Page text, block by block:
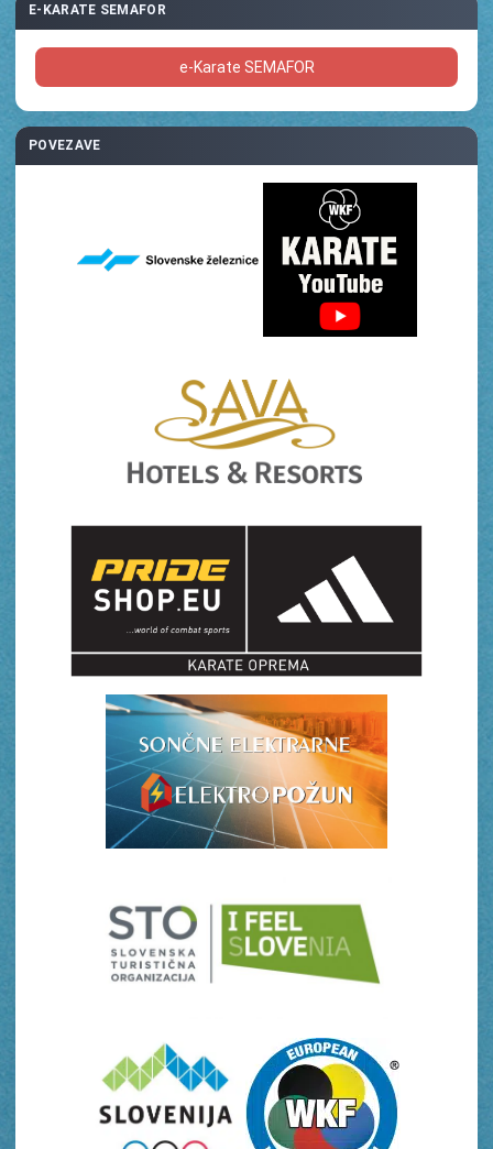
E-KARATE SEMAFOR
e-Karate SEMAFOR
POVEZAVE